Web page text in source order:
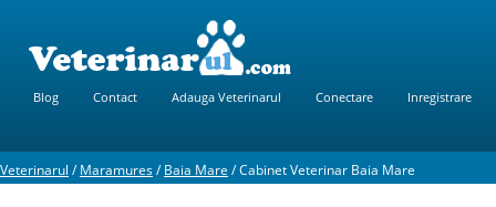
Blog Contact Adauga Veterinarul Conectare Inregistrare
Veterinarul /Maramures/Baia Mare /Cabinet Veterinar Baia Mare